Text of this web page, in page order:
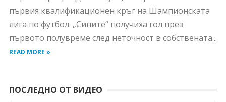
първия квалификационен кръг на Шампионската
лига по футбол. „Сините“ получиха гол през
първото полувреме след неточност в собствената...
READ MORE »
ПОСЛЕДНО ОТ ВИДЕО